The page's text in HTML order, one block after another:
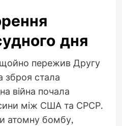
дня
щойно пережив Другу
зброя стала
війна почала
між США та СРСР.
атомну бомбу,